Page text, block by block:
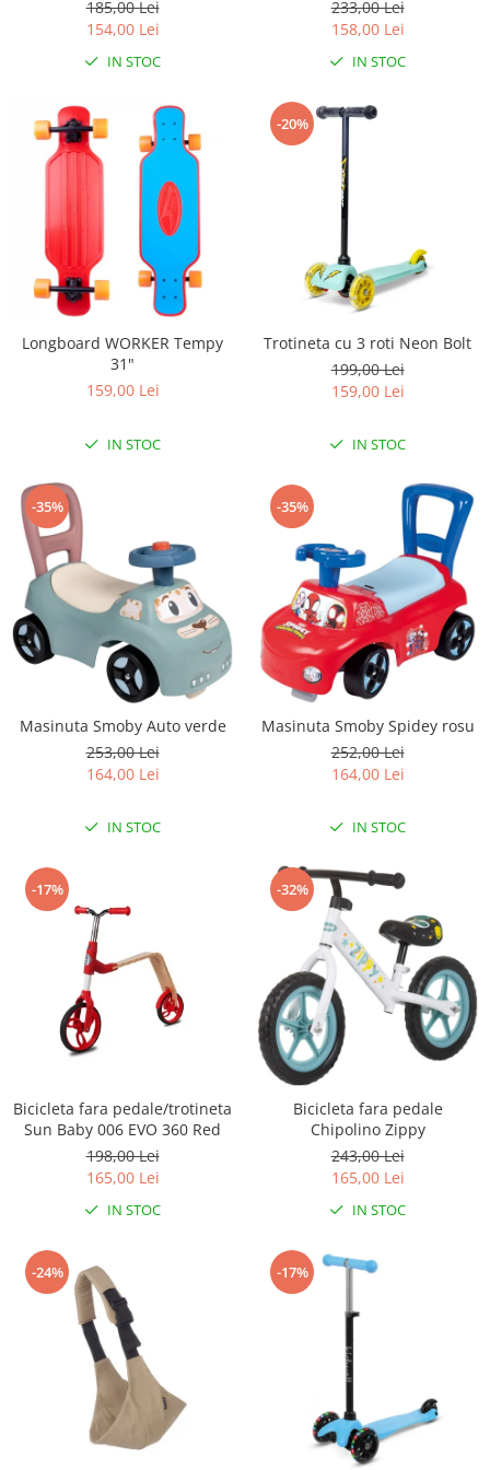
Lampi de veghe
185,00 Lei
154,00 Lei
IN STOC
233,00 Lei
158,00 Lei
IN STOC
Longboard WORKER Tempy
31"
159,00 Lei
IN STOC
-20%
Trotineta cu 3 roti Neon Bolt
199,00 Lei
159,00 Lei
IN STOC
-35%
Masinuta Smoby Auto verde
253,00 Lei
164,00 Lei
IN STOC
-35%
Masinuta Smoby Spidey rosu
252,00 Lei
164,00 Lei
IN STOC
-17%
Bicicleta fara pedale/trotineta
Sun Baby 006 EVO 360 Red
198,00 Lei
165,00 Lei
IN STOC
-32%
Bicicleta fara pedale
Chipolino Zippy
243,00 Lei
165,00 Lei
IN STOC
-24% -17%